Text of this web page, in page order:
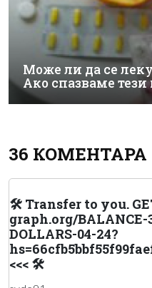
Може ли да се
Ако спазваме
36 КОМЕНТАРА
🛠 Transfer to you.
graph.org/BALANCE-
DOLLARS-04-24?
<<< 🛠